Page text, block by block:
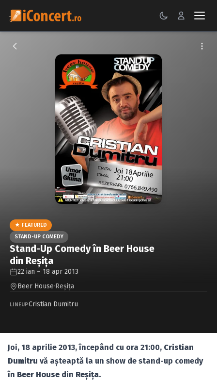
CONCERTE
Caută în site...
★ FEATURED
STAND-UP COMEDY
Stand-Up Comedy în Beer House
din Reşiţa
22 ian – 18 apr 2013
Beer House·Reşiţa
LINEUPCristian Dumitru
Joi, 18 aprilie 2013, începând cu ora 21:00, Cristian
Dumitru vă aşteaptă la un show de stand-up comedy
în Beer House din Reşiţa.